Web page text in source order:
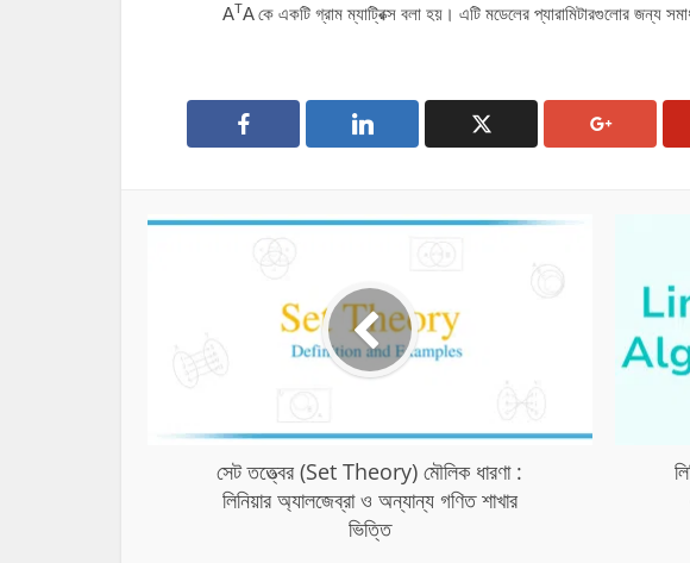
ATAকে একটি গ্রাম ম্যাট্রিক্স বলা হয়। এটি মডেলের প্যারামিটারগুলোর জন্য
সেট তত্ত্বের (Set Theory) মৌলিক ধারণা :
লিনিয়ার অ্যালজেব্রা ও অন্যান্য গণিত শাখার
ভিত্তি